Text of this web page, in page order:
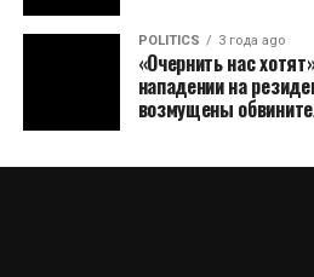
POLITICS 3 года ago
«Очернить нас
нападении на
возмущены